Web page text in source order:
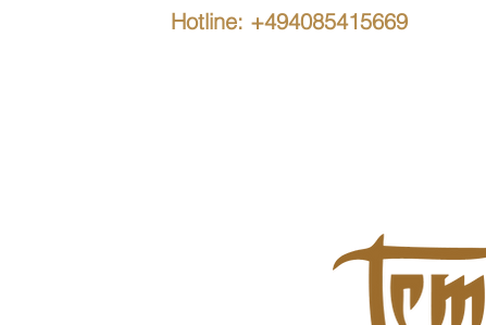
Hotline: +494085415669